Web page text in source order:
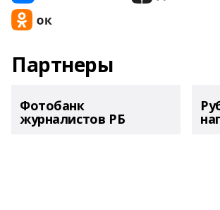
Партнеры
Фотобанк
журналистов РБ